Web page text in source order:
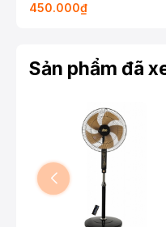
450.000₫
Sản phẩm đã